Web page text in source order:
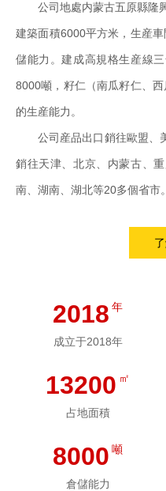
公司地處内蒙古五原縣隆興
建築面積6000平方米，生産
儲能力。建成高規格生産線
8000噸，籽仁（南瓜籽仁、
的生産能力。
公司産品出口銷往歐盟、
銷往天津、北京、内蒙古、
南、湖南、湖北等20多個省市。
部、倉儲部、質檢部、财務部
司下設各部門分工明确，人員
并積極執行。
我公司“質量及HACCP、
《GB14881-2013食品生産通
BRC（British Retail
2018 年
成立于2018年
13200 ㎡
占地面積
8000 噸
倉儲能力